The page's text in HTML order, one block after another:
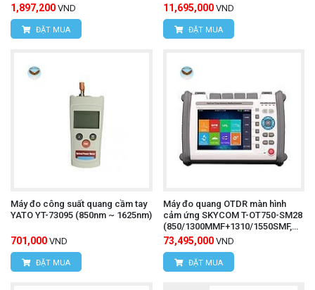
1,897,200 VND
ĐẶT MUA
11,695,000 VND
ĐẶT MUA
Máy đo công suất quang cầm tay
YATO YT-73095 (850nm ~ 1625nm)
701,000 VND
ĐẶT MUA
Máy đo quang OTDR màn hình
cảm ứng SKYCOM T-OT750-SM28
(850/1300MMF+1310/1550SMF,
28/26/22/26dB)
73,495,000 VND
ĐẶT MUA